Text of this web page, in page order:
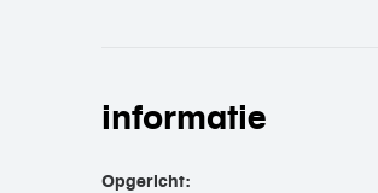
informatie
Opgericht: